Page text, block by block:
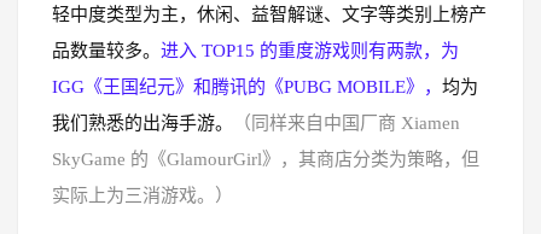
轻中度类型为主，休闲、益智解谜、文字等类别上榜产
品数量较多。 进入 TOP15 的重度游戏则有两款，为
IGG《王国纪元》和腾讯的《PUBG MOBILE》， 均为
我们熟悉的出海手游。
（同样来自中国厂商 Xiamen
SkyGame 的《GlamourGirl》，其商店分类为策略，但
实际上为三消游戏。）